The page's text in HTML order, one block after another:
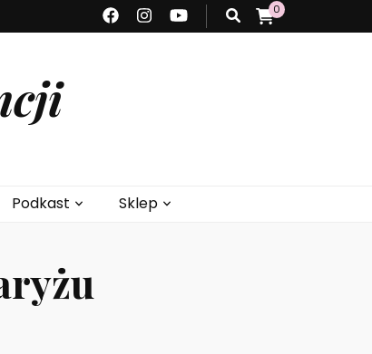
0
Podkast Sklep